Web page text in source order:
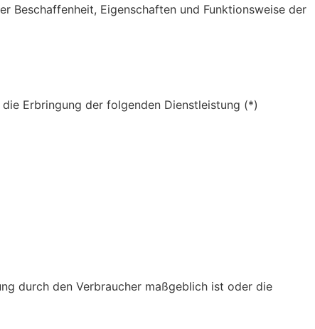
Beschaffenheit, Eigenschaften und Funktionsweise der
Erbringung der folgenden Dienstleistung (*)
durch den Verbraucher maßgeblich ist oder die